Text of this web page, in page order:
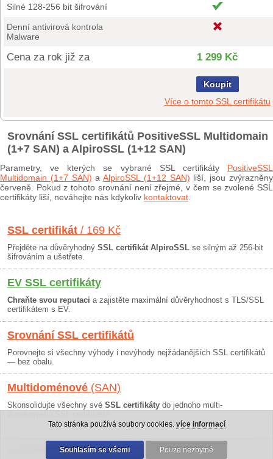
Silné 128-256 bit šifrování
Denní antivirová kontrola
Malware
Cena za rok již za 1 299 Kč
Koupit
Více o tomto SSL certifikátu
Srovnání SSL certifikátů PositiveSSL Multidomain
(1+7 SAN) a AlpiroSSL (1+12 SAN)
Parametry, ve kterých se vybrané SSL certifikáty PositiveSSL
Multidomain (1+7 SAN) aAlpiroSSL (1+12 SAN) liší, jsou zvýrazněny
červeně. Pokud z tohoto srovnání není zřejmé, v čem se zvolené SSL
certifikáty liší, neváhejte nás kdykoliv kontaktovat
SSL certifikát / 169 Kč
Přejděte na důvěryhodný SSL certifikát AlpiroSSL se silným až 256-bit
šifrováním a ušetřete.
EV SSL certifikáty
Chraňte svou reputaci a zajistěte maximální důvěryhodnost s TLS/SSL
certifikátem s EV.
Srovnání SSL certifikátů
Porovnejte si všechny výhody i nevýhody nejžádanějších SSL certifikátů
— bez obalu.
Multidoménové (SAN)
Skonsolidujte všechny své SSL certifikáty do jednoho multi-
Obchodní podmínky|30 dní záruka
Tato stránka používá soubory cookies. více informací
Souhlasím se všemi Pouze nezbytné